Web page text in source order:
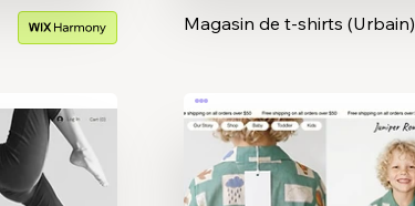
Magasin de t-shirts (Urbain)